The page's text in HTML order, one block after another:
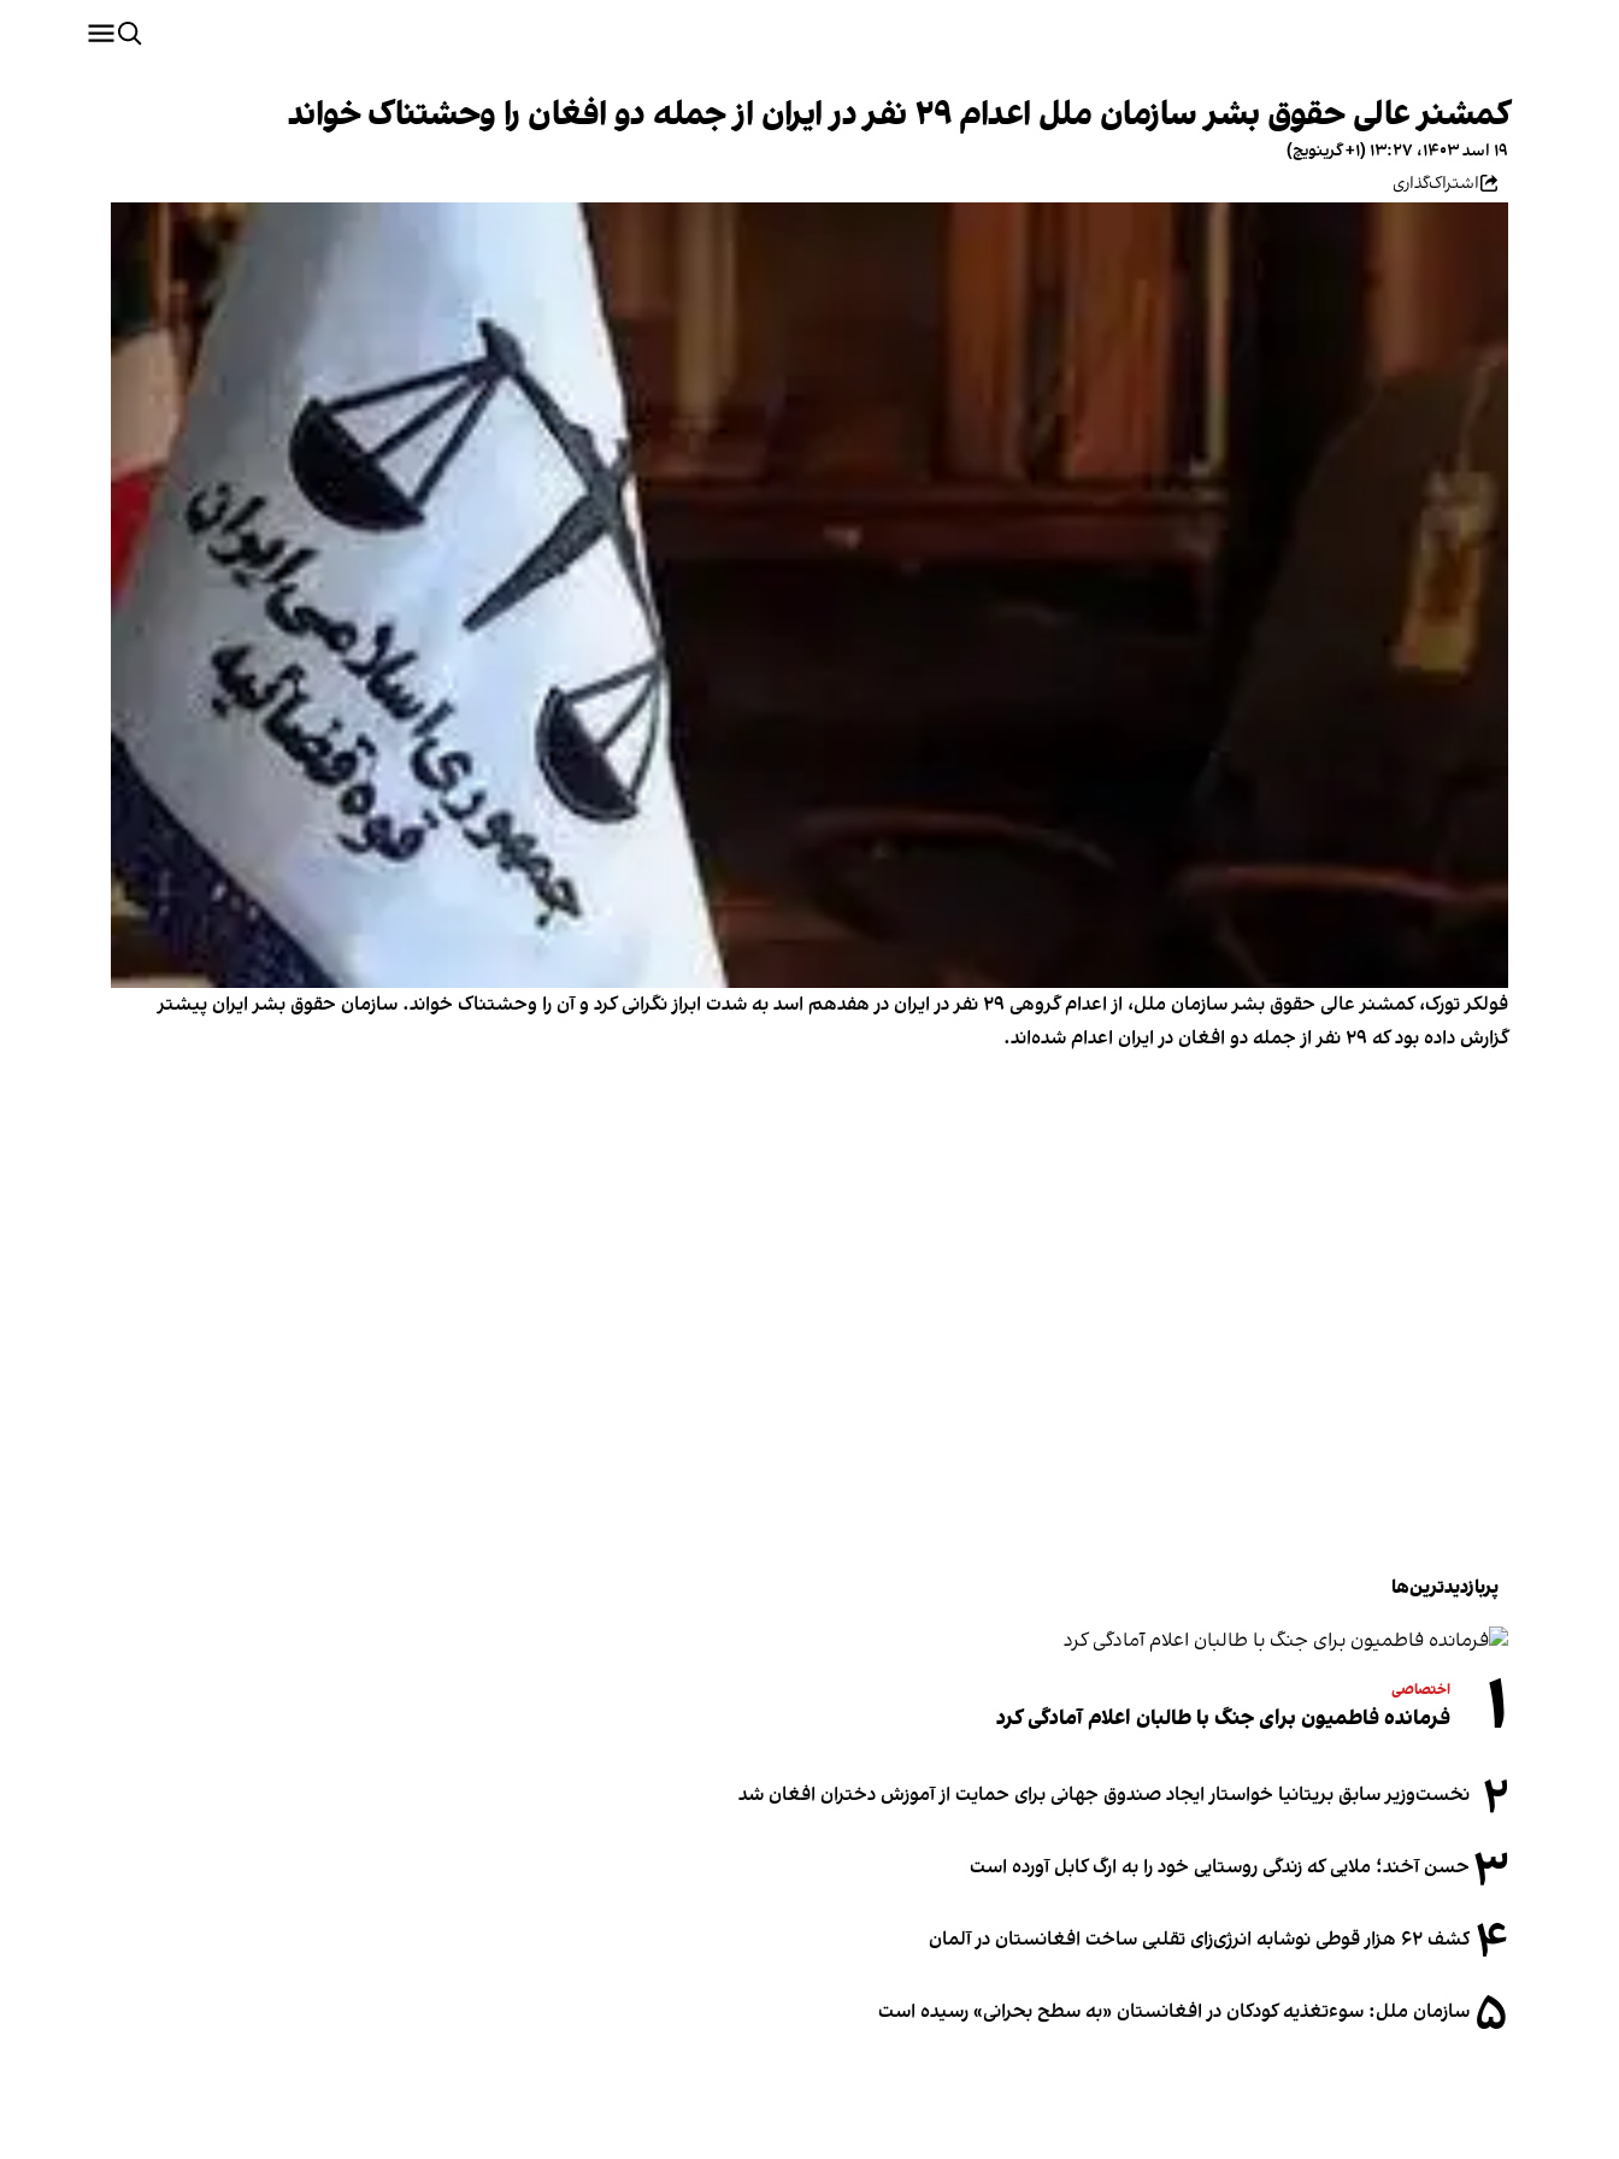
کمشنر عالی حقوق بشر سازمان ملل اعدام ۲۹ نفر در ایران از جمله دو افغان را وحشتناک خواند
۱۹ اسد ۱۴۰۳، ۱۳:۲۷ (‎+۱ گرینویچ)
اشتراک‌گذاری
فولکر تورک، کمشنر عالی حقوق بشر سازمان ملل، از اعدام گروهی ۲۹ نفر در ایران در هفدهم اسد به شدت ابراز نگرانی کرد و آن را وحشتناک خواند. سازمان حقوق بشر ایران پیشتر
گزارش داده بود که ۲۹ نفر از جمله دو افغان در ایران اعدام شده‌اند.
پربازدیدترین‌ها
۱ اختصاصی
فرمانده فاطمیون برای جنگ با طالبان اعلام آمادگی کرد
۲ نخست‌وزیر سابق بریتانیا خواستار ایجاد صندوق جهانی برای حمایت از آموزش دختران افغان شد
۳ حسن آخند؛ ملایی که زندگی روستایی خود را به ارگ کابل آورده است
۴ کشف ۶۲ هزار قوطی نوشابه انرژی‌زای تقلبی ساخت افغانستان در آلمان
۵ سازمان ملل: سوء‌تغذیه کودکان در افغانستان «به سطح بحرانی» رسیده است